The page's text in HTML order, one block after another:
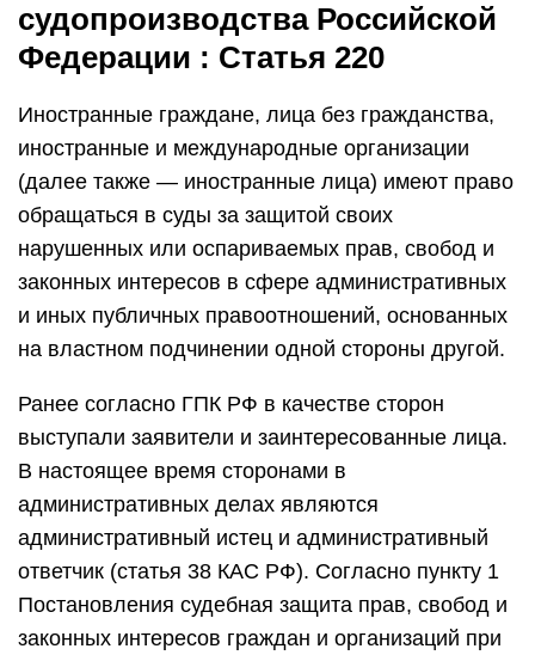
судопроизводства Российской
Федерации : Статья 220
Иностранные граждане, лица без гражданства,
иностранные и международные организации
(далее также — иностранные лица) имеют право
обращаться в суды за защитой своих
нарушенных или оспариваемых прав, свобод и
законных интересов в сфере административных
и иных публичных правоотношений, основанных
на властном подчинении одной стороны другой.
Ранее согласно ГПК РФ в качестве сторон
выступали заявители и заинтересованные лица.
В настоящее время сторонами в
административных делах являются
административный истец и административный
ответчик (статья 38 КАС РФ). Согласно пункту 1
Постановления судебная защита прав, свобод и
законных интересов граждан и организаций при